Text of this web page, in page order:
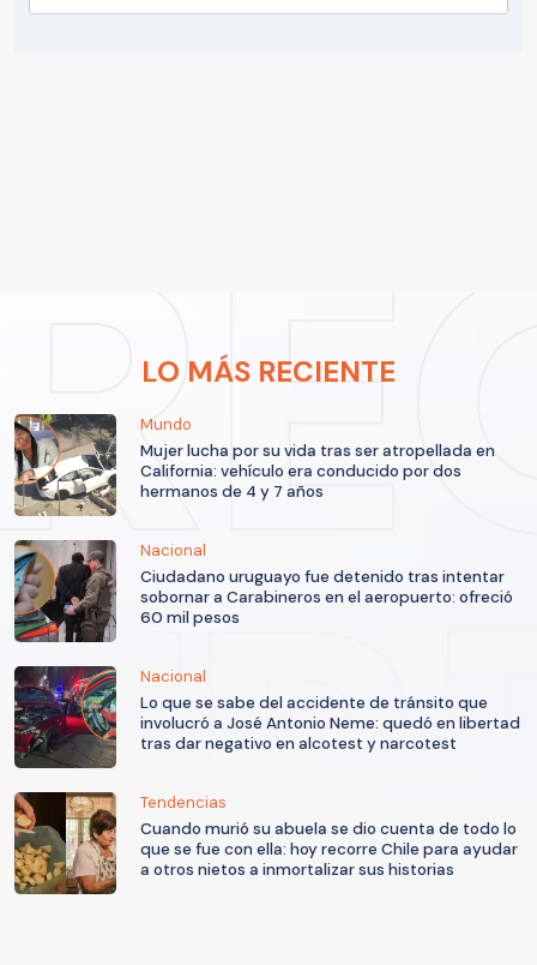
LO MÁS RECIENTE
Mundo
Mujer lucha por su vida tras ser atropellada en
California: vehículo era conducido por dos
hermanos de 4 y 7 años
Nacional
Ciudadano uruguayo fue detenido tras intentar
sobornar a Carabineros en el aeropuerto: ofreció
60 mil pesos
Nacional
Lo que se sabe del accidente de tránsito que
involucró a José Antonio Neme: quedó en libertad
tras dar negativo en alcotest y narcotest
Tendencias
Cuando murió su abuela se dio cuenta de todo lo
que se fue con ella: hoy recorre Chile para ayudar
a otros nietos a inmortalizar sus historias